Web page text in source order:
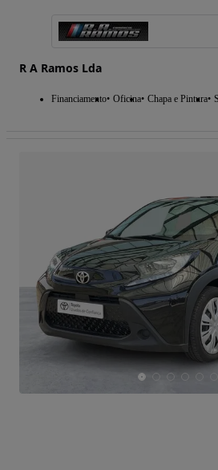
R A Ramos Lda
Financiamento Oficina Chapa e Pintura